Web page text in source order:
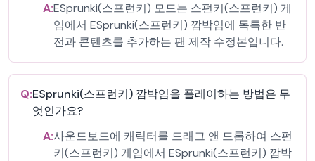
A:ESprunki(스프런키) 모드는 스펀키(스프런키) 게
임에서 ESprunki(스프런키) 깜박임에 독특한 반
전과 콘텐츠를 추가하는 팬 제작 수정본입니다.
Q:ESprunki(스프런키) 깜박임을 플레이하는 방법은 무
엇인가요?
A:사운드보드에 캐릭터를 드래그 앤 드롭하여 스펀
키(스프런키) 게임에서 ESprunki(스프런키) 깜박